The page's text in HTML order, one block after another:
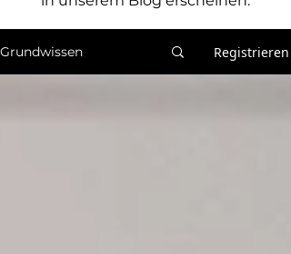
Grundwissen Registrieren